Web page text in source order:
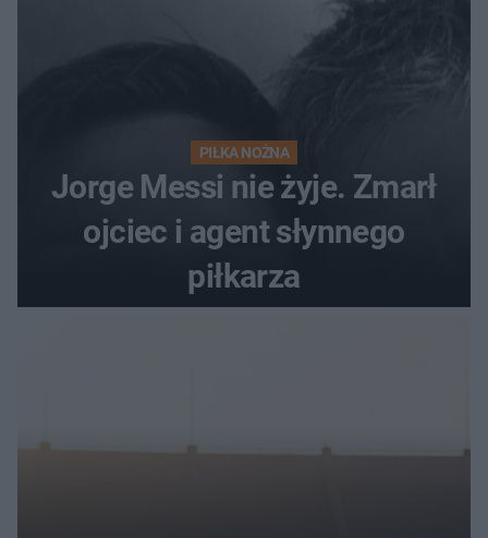
PIŁKA NOŻNA
Jorge Messi nie żyje. Zmarł
ojciec i agent słynnego
piłkarza